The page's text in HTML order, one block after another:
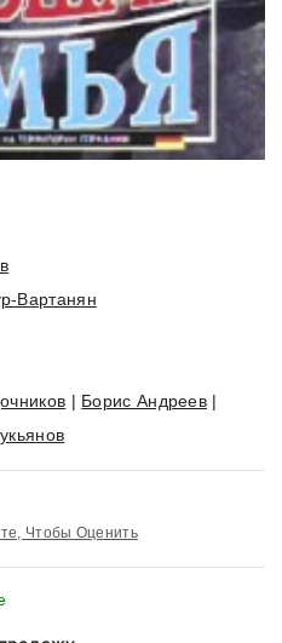
Вартанян
| Борис Андреев |
Чтобы Оценить